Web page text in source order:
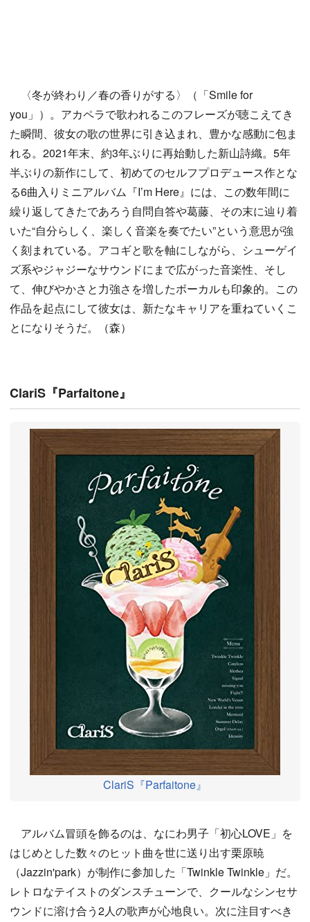
〈冬が終わり／春の香りがする〉（「Smile for
you」）。アカペラで歌われるこのフレーズが聴こえてき
た瞬間、彼女の歌の世界に引き込まれ、豊かな感動に包ま
れる。2021年末、約3年ぶりに再始動した新山詩織。5年
半ぶりの新作にして、初めてのセルフプロデュース作とな
る6曲入りミニアルバム『I’m Here』には、この数年間に
繰り返してきたであろう自問自答や葛藤、その末に辿り着
いた“自分らしく、楽しく音楽を奏でたい”という意思が強
く刻まれている。アコギと歌を軸にしながら、シューゲイ
ズ系やジャジーなサウンドにまで広がった音楽性、そし
て、伸びやかさと力強さを増したボーカルも印象的。この
作品を起点にして彼女は、新たなキャリアを重ねていくこ
とになりそうだ。（森）
ClariS『Parfaitone』
ClariS『Parfaitone』
アルバム冒頭を飾るのは、なにわ男子「初心LOVE」を
はじめとした数々のヒット曲を世に送り出す栗原暁
（Jazzin'park）が制作に参加した「Twinkle Twinkle」だ。
レトロなテイストのダンスチューンで、クールなシンセサ
ウンドに溶け合う2人の歌声が心地良い。次に注目すべき